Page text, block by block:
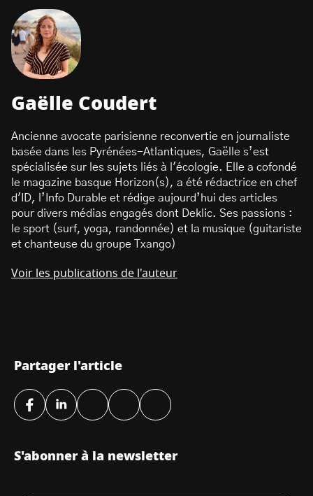
Gaëlle Coudert
Ancienne avocate parisienne reconvertie en journaliste
basée dans les Pyrénées-Atlantiques, Gaëlle s’est
spécialisée sur les sujets liés à l'écologie. Elle a cofondé
le magazine basque Horizon(s), a été rédactrice en chef
d'ID, l’Info Durable et rédige aujourd’hui des articles
pour divers médias engagés dont Deklic. Ses passions :
le sport (surf, yoga, randonnée) et la musique (guitariste
et chanteuse du groupe Txango)
Voir les publications de l'auteur
Partager l'article
S'abonner à la newsletter